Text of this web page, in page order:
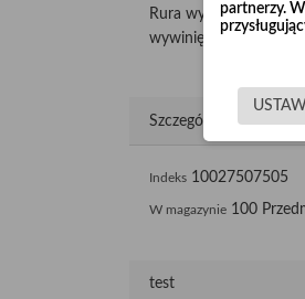
Rura wykonana jest z
wywinięcia, które
Szczegóły produktu
Indeks 10027507505
W magazynie 100
test
partnerzy.